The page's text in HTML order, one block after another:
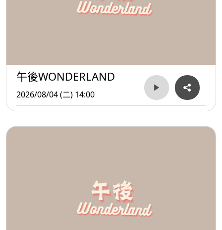
午後WONDERLAND
2026/08/04 (二) 14:00